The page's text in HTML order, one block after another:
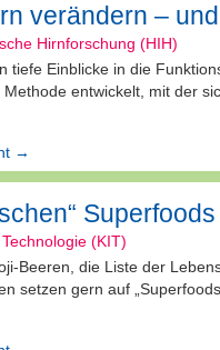
verändern –
Hirnforschung (HIH)
tiefe Einblicke in die
entwickelt, mit der
→
(KIT)
Beeren, die Liste der
setzen gern auf